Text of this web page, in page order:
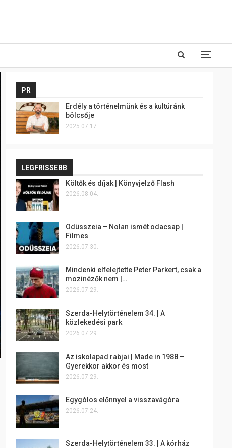
PR
Erdély a történelmünk és a kultúránk
bölcsője
2025.07.17.
LEGFRISSEBB
Költők és díjak | Könyvjelző Flash
2026.08.04.
Odüsszeia – Nolan ismét odacsap |
Filmes
2026.07.30.
Mindenki elfelejtette Peter Parkert, csak a
mozinézők nem |…
2026.07.29.
Szerda-Helytörténelem 34. | A
közlekedési park
2026.07.29.
Az iskolapad rabjai | Made in 1988 –
Gyerekkor akkor és most
2026.07.29.
Egygólos előnnyel a visszavágóra
2026.07.24.
Szerda-Helytörténelem 33. | A kórház